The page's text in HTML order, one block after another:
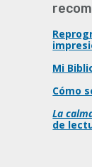
Mi
Cómo
La
de